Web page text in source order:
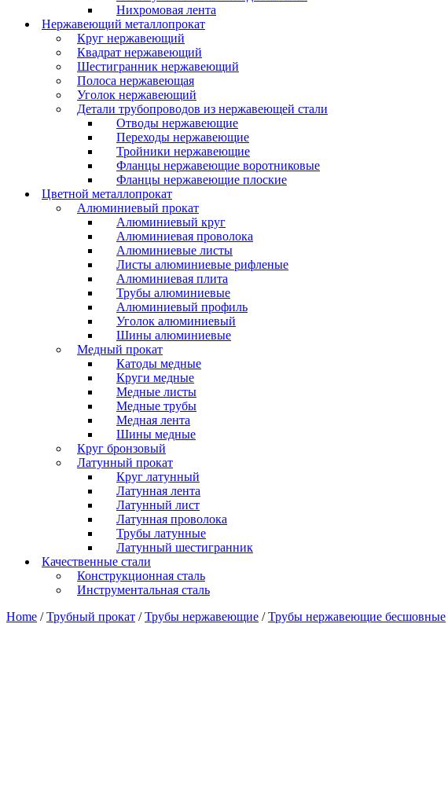
Нихромовая лента
Нержавеющий металлопрокат
Круг нержавеющий
Квадрат нержавеющий
Шестигранник нержавеющий
Полоса нержавеющая
Уголок нержавеющий
Детали трубопроводов из нержавеющей стали
Отводы нержавеющие
Переходы нержавеющие
Тройники нержавеющие
Фланцы нержавеющие воротниковые
Фланцы нержавеющие плоские
Цветной металлопрокат
Алюминиевый прокат
Алюминиевый круг
Алюминиевая проволока
Алюминиевые листы
Листы алюминиевые рифленые
Алюминиевая плита
Трубы алюминиевые
Алюминиевый профиль
Уголок алюминиевый
Шины алюминиевые
Медный прокат
Катоды медные
Круги медные
Медные листы
Медные трубы
Медная лента
Шины медные
Круг бронзовый
Латунный прокат
Круг латунный
Латунная лента
Латунный лист
Латунная проволока
Трубы латунные
Латунный шестигранник
Качественные стали
Конструкционная сталь
Инструментальная сталь
Home /Трубный прокат /Трубы нержавеющие /Трубы нержавеющие бесшовные